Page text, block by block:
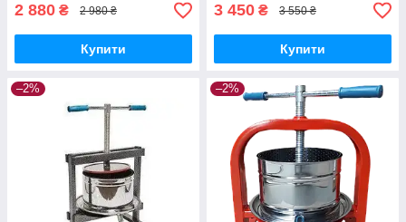
2 880 ₴ 2 980 ₴
Купити
3 450 ₴ 3 550 ₴
Купити
–2% –2%